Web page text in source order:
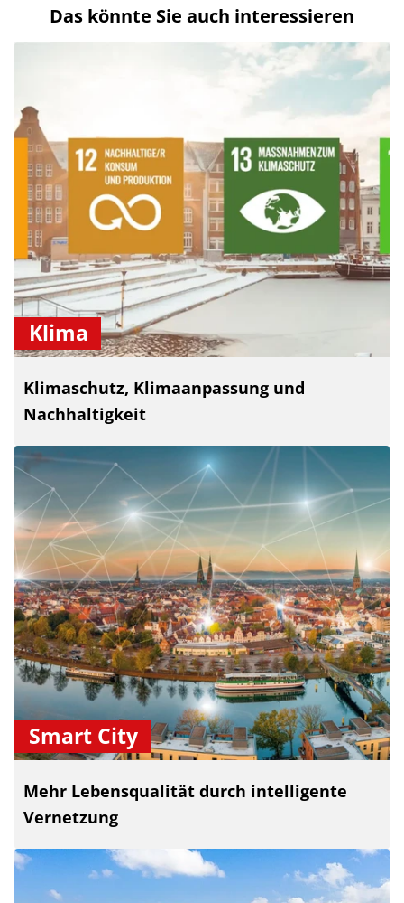
Das könnte Sie auch interessieren
Klima
Klimaschutz, Klimaanpassung und
Nachhaltigkeit
Smart City
Mehr Lebensqualität durch intelligente
Vernetzung